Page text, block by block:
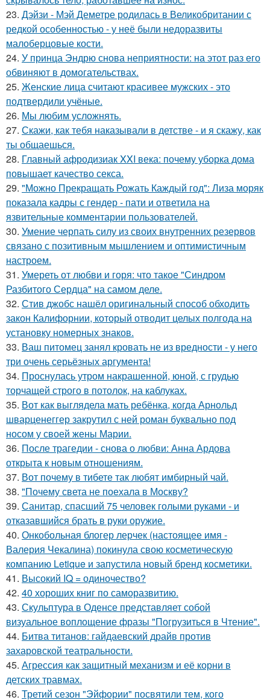
23. Дэйзи - Мэй Деметре родилась в Великобритании с
редкой особенностью - у неё были недоразвиты
малоберцовые кости.
24. У принца Эндрю снова неприятности: на этот раз его
обвиняют в домогательствах.
25. Женские лица считают красивее мужских - это
подтвердили учёные.
26. Мы любим усложнять.
27. Скажи, как тебя наказывали в детстве - и я скажу, как
ты общаешься.
28. Главный афродизиак XXI века: почему уборка дома
повышает качество секса.
29. "Можно Прекращать Рожать Каждый год": Лиза моряк
показала кадры с гендер - пати и ответила на
язвительные комментарии пользователей.
30. Умение черпать силу из своих внутренних резервов
связано с позитивным мышлением и оптимистичным
настроем.
31. Умереть от любви и горя: что такое "Синдром
Разбитого Сердца" на самом деле.
32. Стив джобс нашёл оригинальный способ обходить
закон Калифорнии, который отводит целых полгода на
установку номерных знаков.
33. Ваш питомец занял кровать не из вредности - у него
три очень серьёзных аргумента!
34. Проснулась утром накрашенной, юной, с грудью
торчащей строго в потолок, на каблуках.
35. Вот как выглядела мать ребёнка, когда Арнольд
шварценеггер закрутил с ней роман буквально под
носом у своей жены Марии.
36. После трагедии - снова о любви: Анна Ардова
открыта к новым отношениям.
37. Вот почему в тибете так любят имбирный чай.
38. "Почему света не поехала в Москву?
39. Санитар, спасший 75 человек голыми руками - и
отказавшийся брать в руки оружие.
40. Онкобольная блогер лерчек (настоящее имя -
Валерия Чекалина) покинула свою косметическую
компанию Letique и запустила новый бренд косметики.
41. Высокий IQ = одиночество?
42. 40 хороших книг по саморазвитию.
43. Скульптура в Оденсе представляет собой
визуальное воплощение фразы "Погрузиться в Чтение".
44. Битва титанов: гайдаевский драйв против
захаровской театральности.
45. Агрессия как защитный механизм и её корни в
детских травмах.
46. Третий сезон "Эйфории" посвятили тем, кого